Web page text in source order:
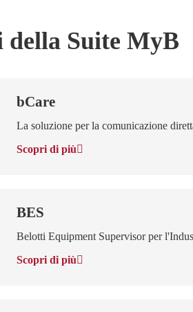
Suite MyB
bCare
La soluzione per la comunicazione
Scopri di più
BES
Belotti Equipment Supervisor per
Scopri di più